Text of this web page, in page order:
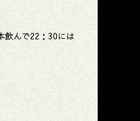
飲んで22：30には